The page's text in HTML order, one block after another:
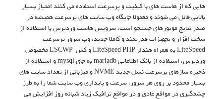
هایی که از هاست های با کیفیت و پرسرعت استفاده می کنند امتیاز بسیار
بالایی قائل می شوند و معمولا جایگاه وب سایت های پرسرعت همیشه در
صدر نتایج موتورهای جستجو است، سرویس هاست وردپرس با استفاده از
سخت افزار و تجهیزات قدرتمند و کاملا جدید، وب سرور پرسرعت
LiteSpeed به همراه هندلر LiteSpeed PHP و کش LSCWP مخصوص
وردپرس، استفاده از بانک اطلاعاتی mariadb به جای mysql و استفاده از
ذخیره سازهای پرسرعت نسل جدید NVME و میزبانی از تعداد سایت های
بسیار محدود بر روی هر سرور، سرعت و پایداری وب سایت شما را به طرز
چشمگیری در مواقع عادی و در مواقع ترافیک زیاد شبانه روز افزایش می